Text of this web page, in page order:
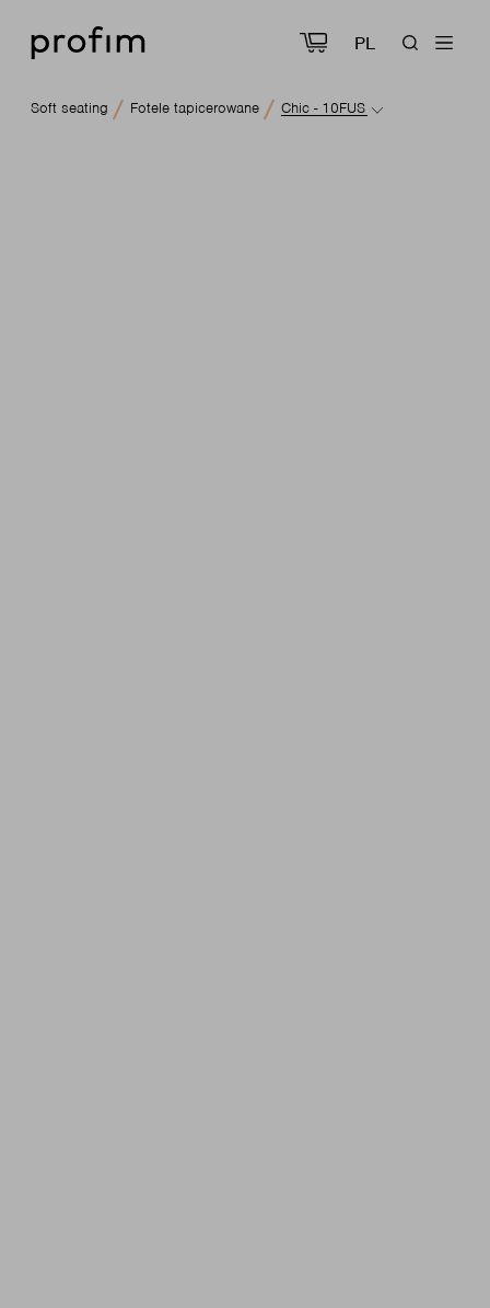
PL
Soft seating Fotele tapicerowane Chic - 10FUS